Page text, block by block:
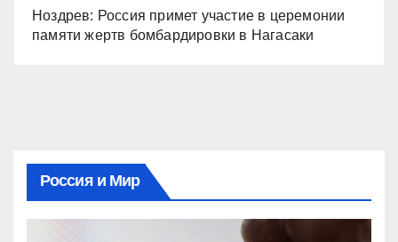
Ноздрев: Россия примет участие в церемонии
памяти жертв бомбардировки в Нагасаки
Россия и Мир